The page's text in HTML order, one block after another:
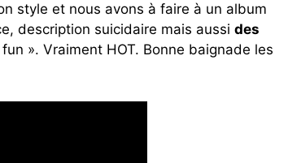
style et nous avons à faire à un album
description suicidaire mais aussi des
». Vraiment HOT. Bonne baignade les